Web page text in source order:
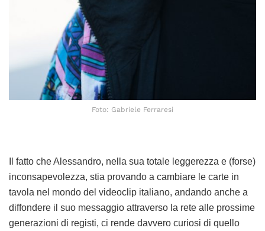
Foto: Gabriele Ferraresi
Il fatto che Alessandro, nella sua totale leggerezza e (forse)
inconsapevolezza, stia provando a cambiare le carte in
tavola nel mondo del videoclip italiano, andando anche a
diffondere il suo messaggio attraverso la rete alle prossime
generazioni di registi, ci rende davvero curiosi di quello